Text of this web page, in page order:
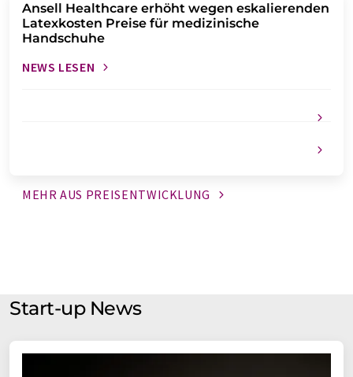
Ansell Healthcare erhöht wegen eskalierenden
Latexkosten Preise für medizinische
Handschuhe
NEWS LESEN
MEHR AUS PREISENTWICKLUNG
Start-up News